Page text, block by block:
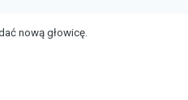
nową głowicę.